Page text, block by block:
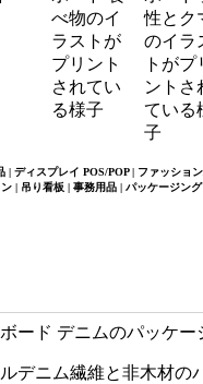
| ディスプレイ POS/POP | ファッショ
| 吊り看板 | 事務用品 | パッケージン
ルデニム繊維と非木材の